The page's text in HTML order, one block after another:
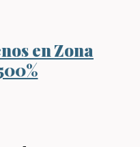
en Zona